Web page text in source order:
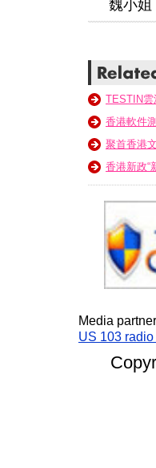
魏小姐
TESTIN雲
香港軟件
聚首香港
香港新政“
Media
US 103